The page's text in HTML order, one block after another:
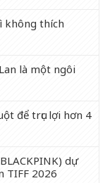
không thích
là một ngôi
để trục lợi hơn 4
dự
TIFF 2026